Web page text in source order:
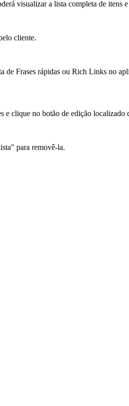
visualizar a lista completa de itens
cliente.
Frases rápidas ou Rich Links no
e clique no botão de edição
para removê-la.